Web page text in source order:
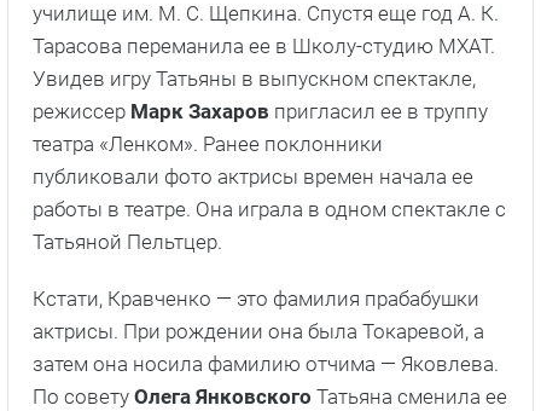
училище им. М. С. Щепкина. Спустя еще год А. К.
Тарасова переманила ее в Школу-студию МХАТ.
Увидев игру Татьяны в выпускном спектакле,
режиссер Марк Захаров пригласил ее в труппу
театра «Ленком». Ранее поклонники
публиковали фото актрисы времен начала ее
работы в театре. Она играла в одном спектакле с
Татьяной Пельтцер.
Кстати, Кравченко — это фамилия прабабушки
актрисы. При рождении она была Токаревой, а
затем она носила фамилию отчима — Яковлева.
По совету Олега Янковского Татьяна сменила ее